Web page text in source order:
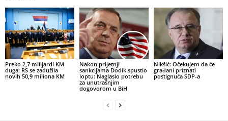
Preko 2,7 milijardi KM
duga: RS se zadužila
novih 50,9 miliona KM
Nakon prijetnji
sankcijama Dodik spustio
loptu: Naglasio potrebu
za unutrašnjim
dogovorom u BiH
Nikšić: Očekujem da će
građani priznati
postignuća SDP-a